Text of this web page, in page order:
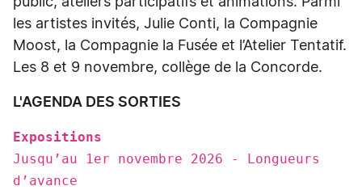
les artistes invités, Julie Conti, la Compagnie
Moost, la Compagnie la Fusée et l’Atelier Tentatif.
Les 8 et 9 novembre, collège de la Concorde.
L'AGENDA DES SORTIES
Expositions
Jusqu’au 1er novembre 2026 - Longueurs
d’avance